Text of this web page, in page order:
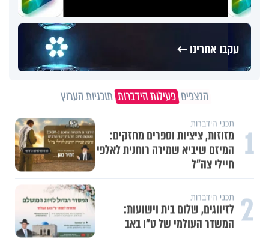
עקבו אחרינו ←
הנצפים פעילות הידברות תוכניות הערוץ
1 תכני הידברות
מזוזות, ציציות וספרים מחזקים:
המיזם שיביא שמירה רוחנית לאלפי
חיילי צה"ל
2 תכני הידברות
לזיווגים, שלום בית וישועות:
המשדר העולמי של ט"ו באב